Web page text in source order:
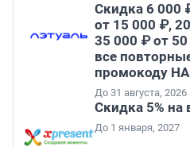
Скидка 6 000
от 15 000 ₽,
35 000 ₽ от
все
промокоду
До 31 августа, 2026
Скидка 5% на
До 1 января, 2027